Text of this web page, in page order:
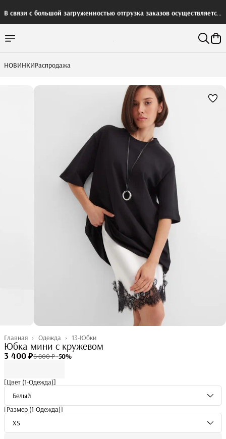
В связи с большой загруженностью отгрузка заказов осуществляется
НОВИНКИРаспродажа
13-Юбки
Одежда ›
Главная ›
Юбка мини с кружевом
3 400 ₽6 800 ₽−50%
[Цвет (1-Одежда)]
Белый
[Размер (1-Одежда)]
XS